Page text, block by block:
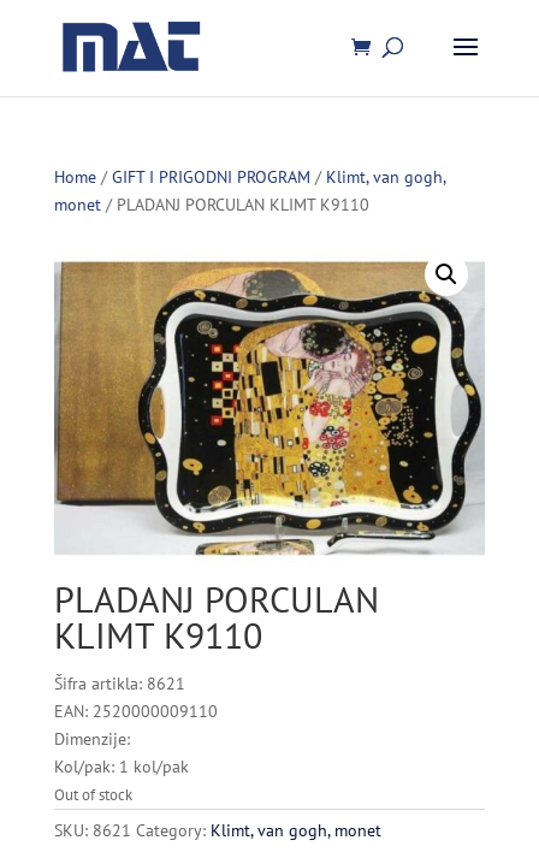
Home/GIFT I PRIGODNI PROGRAM / Klimt, van gogh,
monet/ PLADANJ PORCULAN KLIMT K9110
PLADANJ PORCULAN
KLIMT K9110
Šifra artikla: 8621
EAN: 2520000009110
Dimenzije:
Kol/pak: 1 kol/pak
Out of stock
SKU: 8621 Category: Klimt, van gogh, monet